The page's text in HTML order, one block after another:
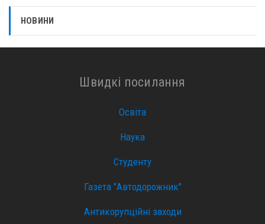
НОВИНИ
Швидкі посилання
Освіта
Наука
Студенту
Газета "Автодорожник"
Антикорупційні заходи